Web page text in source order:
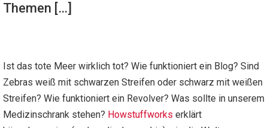
Themen […]
Ist das tote Meer wirklich tot? Wie funktioniert ein Blog? Sind
Zebras weiß mit schwarzen Streifen oder schwarz mit weißen
Streifen? Wie funktioniert ein Revolver? Was sollte in unserem
Medizinschrank stehen? Howstuffworks erklärt